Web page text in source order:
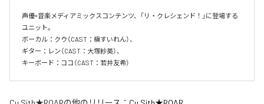
声優×音楽メディアミックスコンテンツ、「リ・クレシェンド！」に登場する
ユニット。
ボーカル：クウ（CAST：槇すいれん）、
ギター：レン（CAST：大塚紗英）、
キーボード：ココ（CAST：若井友希）